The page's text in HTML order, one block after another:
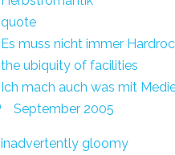
quote
Es muss nicht immer
the ubiquity of facilities
Ich mach auch was mit
September 2005
inadvertently gloomy